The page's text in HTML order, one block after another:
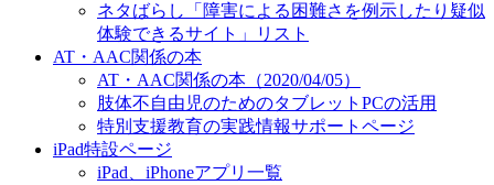
ネタばらし「障害による困難さを例示したり疑似
体験できるサイト」リスト
AT・AAC関係の本
AT・AAC関係の本（2020/04/05）
肢体不自由児のためのタブレットPCの活用
特別支援教育の実践情報サポートページ
iPad特設ページ
iPad、iPhoneアプリ一覧